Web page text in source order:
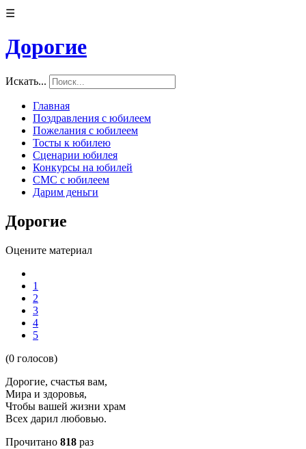
☰
Дорогие
Искать...
Главная
Поздравления с юбилеем
Пожелания с юбилеем
Тосты к юбилею
Сценарии юбилея
Конкурсы на юбилей
СМС с юбилеем
Дарим деньги
Дорогие
Оцените материал
1
2
3
4
5
(0 голосов)
Дорогие, счастья вам,
Мира и здоровья,
Чтобы вашей жизни храм
Всех дарил любовью.
Прочитано 818 раз